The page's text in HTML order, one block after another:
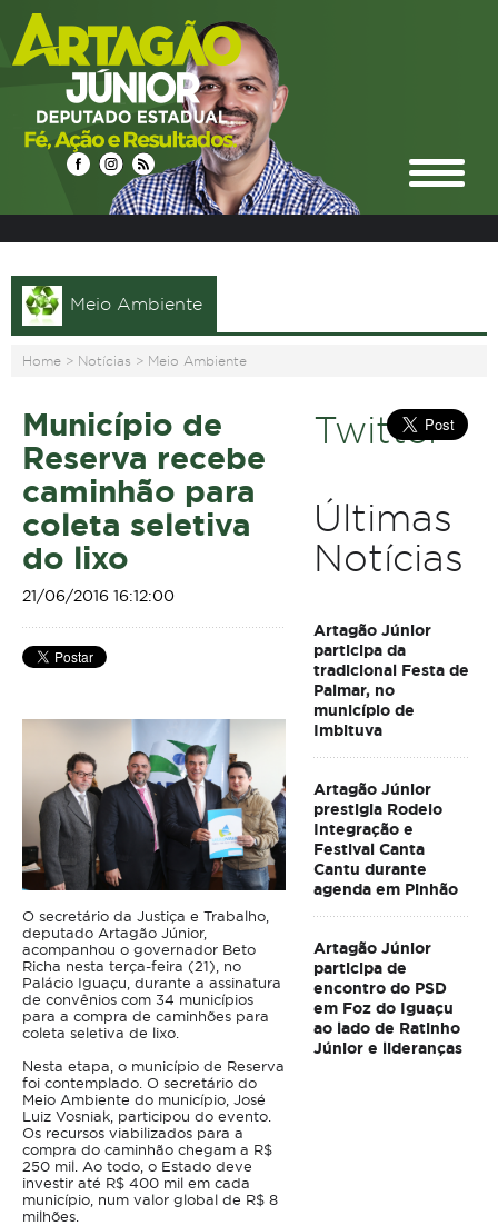
Meio Ambiente
Home > Notícias > Meio Ambiente
Município de
Reserva recebe
caminhão para
coleta seletiva
do lixo
21/06/2016 16:12:00
O secretário da Justiça e Trabalho,
deputado Artagão Júnior,
acompanhou o governador Beto
Richa nesta terça-feira (21), no
Palácio Iguaçu, durante a assinatura
de convênios com 34 municípios
para a compra de caminhões para
coleta seletiva de lixo.
Nesta etapa, o município de Reserva
foi contemplado. O secretário do
Meio Ambiente do município, José
Luiz Vosniak, participou do evento.
Os recursos viabilizados para a
compra do caminhão chegam a R$
250 mil. Ao todo, o Estado deve
investir até R$ 400 mil em cada
município, num valor global de R$ 8
milhões.
Twitter
Últimas
Notícias
Artagão Júnior
participa da
tradicional Festa de
Palmar, no
município de
Imbituva
Artagão Júnior
prestigia Rodeio
Integração e
Festival Canta
Cantu durante
agenda em Pinhão
Artagão Júnior
participa de
encontro do PSD
em Foz do Iguaçu
ao lado de Ratinho
Júnior e lideranças